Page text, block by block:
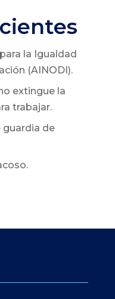
la Igualdad
(AINODI).
extingue la
trabajar.
guardia de